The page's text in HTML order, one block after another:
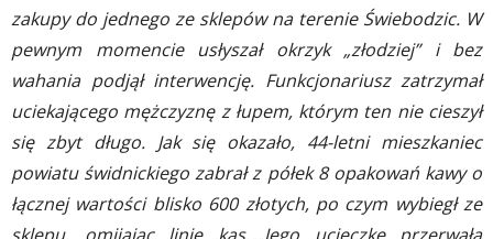
zakupy do jednego ze sklepów na terenie Świebodzic. W
pewnym momencie usłyszał okrzyk „złodziej” i bez
wahania podjął interwencję. Funkcjonariusz zatrzymał
uciekającego mężczyznę z łupem, którym ten nie cieszył
się zbyt długo. Jak się okazało, 44-letni mieszkaniec
powiatu świdnickiego zabrał z półek 8 opakowań kawy o
łącznej wartości blisko 600 złotych, po czym wybiegł ze